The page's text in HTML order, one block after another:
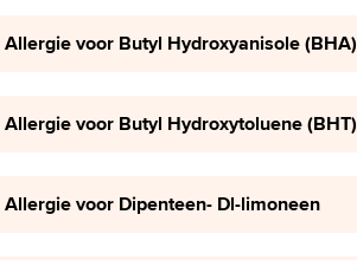
Allergie voor Butyl Hydroxyanisole (BHA)
Allergie voor Butyl Hydroxytoluene (BHT)
Allergie voor Dipenteen- Dl-limoneen